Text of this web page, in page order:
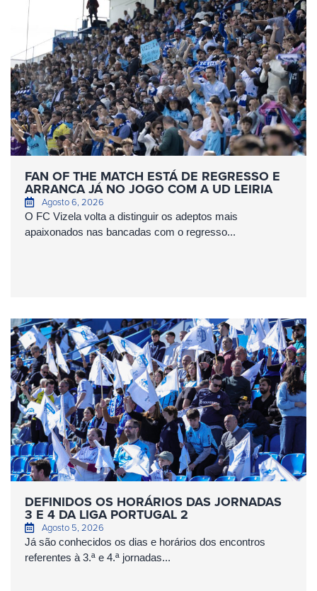
FAN OF THE MATCH ESTÁ DE REGRESSO E
ARRANCA JÁ NO JOGO COM A UD LEIRIA
Agosto 6, 2026
O FC Vizela volta a distinguir os adeptos mais
apaixonados nas bancadas com o regresso...
DEFINIDOS OS HORÁRIOS DAS JORNADAS
3 E 4 DA LIGA PORTUGAL 2
Agosto 5, 2026
Já são conhecidos os dias e horários dos encontros
referentes à 3.ª e 4.ª jornadas...